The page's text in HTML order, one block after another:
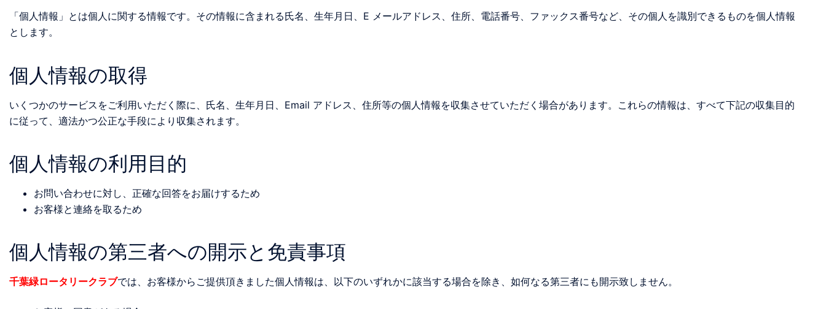
「個人情報」とは個人に関する情報です。その情報に含まれる氏名、生年月日、E メールアドレス、住所、電話番号、ファックス番号など、その個人を識別できるものを個人情報
とします。
個人情報の取得
いくつかのサービスをご利用いただく際に、氏名、生年月日、Email アドレス、住所等の個人情報を収集させていただく場合があります。これらの情報は、すべて下記の収集目的
に従って、適法かつ公正な手段により収集されます。
個人情報の利用目的
お問い合わせに対し、正確な回答をお届けするため
お客様と連絡を取るため
個人情報の第三者への開示と免責事項
千葉緑ロータリークラブでは、お客様からご提供頂きました個人情報は、以下のいずれかに該当する場合を除き、如何なる第三者にも開示致しません。